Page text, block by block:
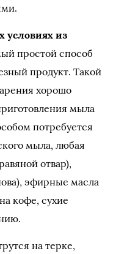
из
простой способ
продукт. Такой
хорошо
мыла
потребуется
мыла, любая
отвар),
эфирные масла
кофе, сухие
на терке,